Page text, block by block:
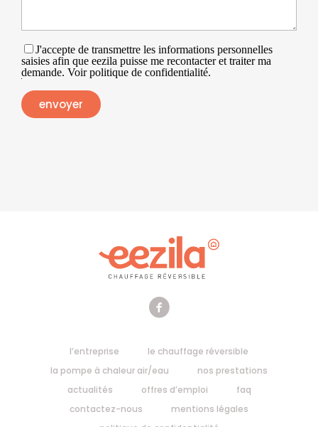
J'accepte de transmettre les informations personnelles
saisies afin que eezila puisse me recontacter et traiter ma
demande. Voir politique de confidentialité.
l’entreprise
le chauffage réversible
la pompe à chaleur air/eau
nos prestations
actualités
offres d’emploi
faq
contactez-nous
mentions légales